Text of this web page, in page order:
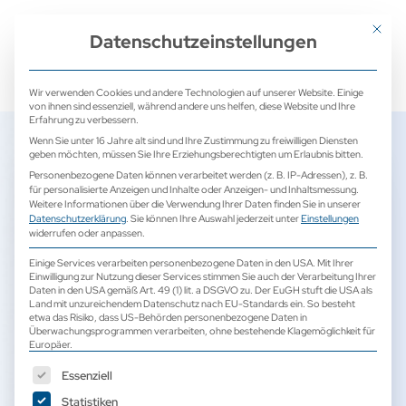
Neue Bürozeiten
2. Januar 2024
Mit
Datenschutzeinstellungen
Wir verwenden Cookies und andere Technologien auf unserer Website. Einige
von ihnen sind essenziell, während andere uns helfen, diese Website und Ihre
Erfahrung zu verbessern.
Wenn Sie unter 16 Jahre alt sind und Ihre Zustimmung zu freiwilligen Diensten
geben möchten, müssen Sie Ihre Erziehungsberechtigten um Erlaubnis bitten.
Personenbezogene Daten können verarbeitet werden (z. B. IP-Adressen), z. B.
für personalisierte Anzeigen und Inhalte oder Anzeigen- und Inhaltsmessung.
Weitere Informationen über die Verwendung Ihrer Daten finden Sie in unserer
Datenschutzerklärung. Sie können Ihre Auswahl jederzeit unterEinstellungen
widerrufen oder anpassen.
Einige Services verarbeiten personenbezogene Daten in den USA. Mit Ihrer
Einwilligung zur Nutzung dieser Services stimmen Sie auch der Verarbeitung Ihrer
Daten in den USA gemäß Art. 49 (1) lit. a DSGVO zu. Der EuGH stuft die USA als
Land mit unzureichendem Datenschutz nach EU-Standards ein. So besteht
etwa das Risiko, dass US-Behörden personenbezogene Daten in
Überwachungsprogrammen verarbeiten, ohne bestehende Klagemöglichkeit für
Europäer.
Es folgt eine Liste der Service-Gruppen, für die eine
Essenziell
Statistiken